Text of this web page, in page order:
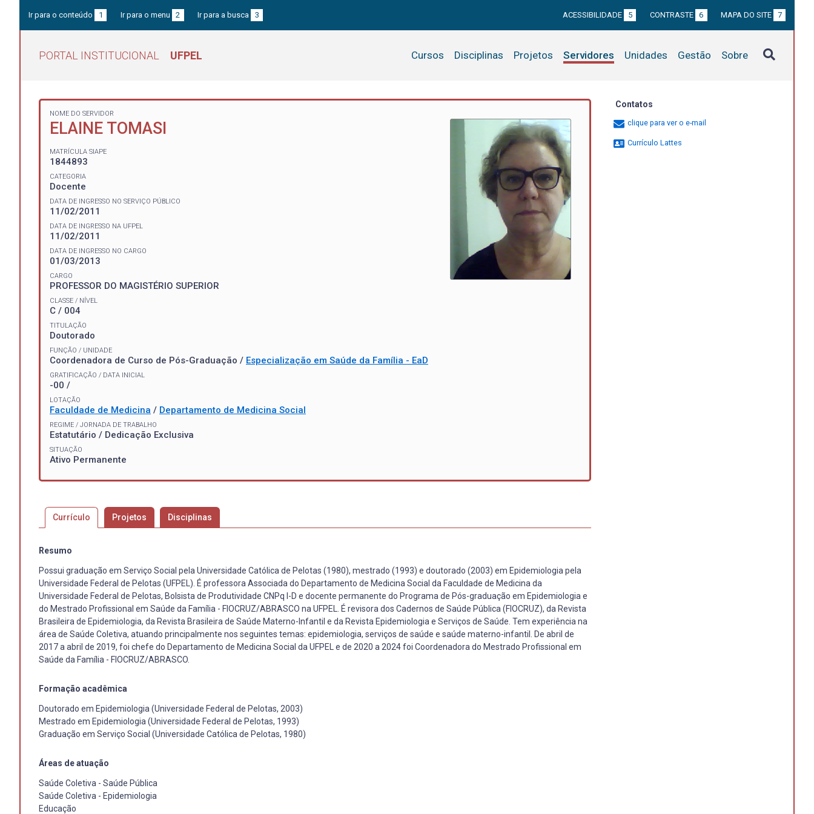
Ir para o conteúdo 1 Ir para o menu 2 Ir para a busca 3 ACESSIBILIDADE 5 CONTRASTE 6 MAPA DO SITE 7
PORTAL INSTITUCIONAL UFPEL Cursos Disciplinas Projetos Servidores Unidades Gestão Sobre
NOME DO SERVIDOR
ELAINE TOMASI
MATRÍCULA SIAPE
1844893
CATEGORIA
Docente
DATA DE INGRESSO NO SERVIÇO PÚBLICO
11/02/2011
DATA DE INGRESSO NA UFPEL
11/02/2011
DATA DE INGRESSO NO CARGO
01/03/2013
CARGO
PROFESSOR DO MAGISTÉRIO SUPERIOR
CLASSE / NÍVEL
C / 004
TITULAÇÃO
Doutorado
FUNÇÃO / UNIDADE
Coordenadora de Curso de Pós-Graduação / Especialização em Saúde da Família - EaD
GRATIFICAÇÃO / DATA INICIAL
-00 /
LOTAÇÃO
Faculdade de Medicina / Departamento de Medicina Social
REGIME / JORNADA DE TRABALHO
Estatutário / Dedicação Exclusiva
SITUAÇÃO
Ativo Permanente
Currículo Projetos Disciplinas
Resumo
Possui graduação em Serviço Social pela Universidade Católica de Pelotas (1980), mestrado (1993) e doutorado (2003) em Epidemiologia pela
Universidade Federal de Pelotas (UFPEL). É professora Associada do Departamento de Medicina Social da Faculdade de Medicina da
Universidade Federal de Pelotas, Bolsista de Produtividade CNPq I-D e docente permanente do Programa de Pós-graduação em Epidemiologia e
do Mestrado Profissional em Saúde da Família - FIOCRUZ/ABRASCO na UFPEL. É revisora dos Cadernos de Saúde Pública (FIOCRUZ), da Revista
Brasileira de Epidemiologia, da Revista Brasileira de Saúde Materno-Infantil e da Revista Epidemiologia e Serviços de Saúde. Tem experiência na
área de Saúde Coletiva, atuando principalmente nos seguintes temas: epidemiologia, serviços de saúde e saúde materno-infantil. De abril de
2017 a abril de 2019, foi chefe do Departamento de Medicina Social da UFPEL e de 2020 a 2024 foi Coordenadora do Mestrado Profissional em
Saúde da Família - FIOCRUZ/ABRASCO.
Formação acadêmica
Doutorado em Epidemiologia (Universidade Federal de Pelotas, 2003)
Mestrado em Epidemiologia (Universidade Federal de Pelotas, 1993)
Graduação em Serviço Social (Universidade Católica de Pelotas, 1980)
Áreas de atuação
Saúde Coletiva - Saúde Pública
Saúde Coletiva - Epidemiologia
Educação
Contatos
clique para ver o e-mail
Currículo Lattes